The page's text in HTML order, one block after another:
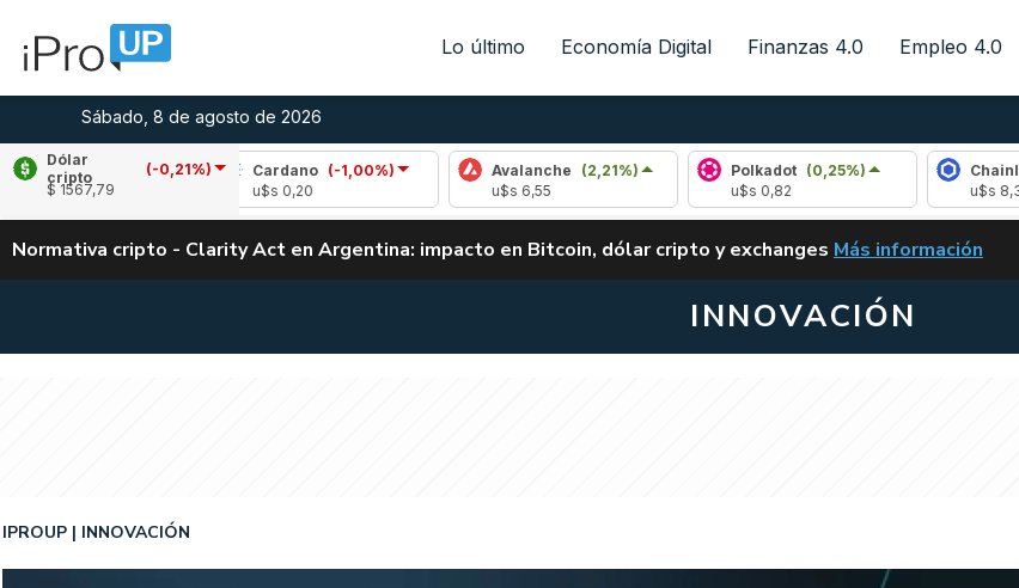
Lo último Economía Digital Finanzas 4.0 Empleo 4.0
Sábado, 8 de agosto de 2026
Dólar
cripto
(-0,21%)
$ 1567,79
Cardano
(-1,00%)
Avalanche (2,21%)
Polkadot
(0,25%)
Chainlink
Normativa cripto - Clarity Act en Argentina: impacto en Bitcoin, dólar cripto y exchanges CLARITY ACT EN
Más información
INNOVACIÓN
IPROUP INNOVACIÓN